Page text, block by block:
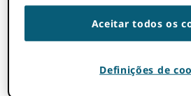
locais (como identificadores
organizações), bem como
muitos casos, entretanto,
alguns casos, ainda não há
Aceitar todos os
Definições de